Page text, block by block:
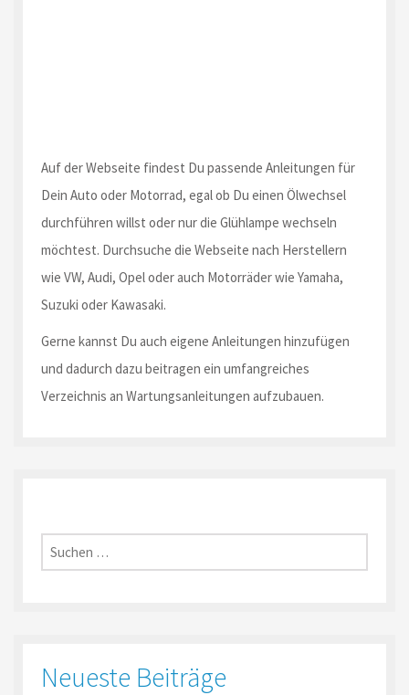
Auf der Webseite findest Du passende Anleitungen für
Dein Auto oder Motorrad, egal ob Du einen Ölwechsel
durchführen willst oder nur die Glühlampe wechseln
möchtest. Durchsuche die Webseite nach Herstellern
wie VW, Audi, Opel oder auch Motorräder wie Yamaha,
Suzuki oder Kawasaki.
Gerne kannst Du auch eigene Anleitungen hinzufügen
und dadurch dazu beitragen ein umfangreiches
Verzeichnis an Wartungsanleitungen aufzubauen.
Suche
nach:
Neueste Beiträge